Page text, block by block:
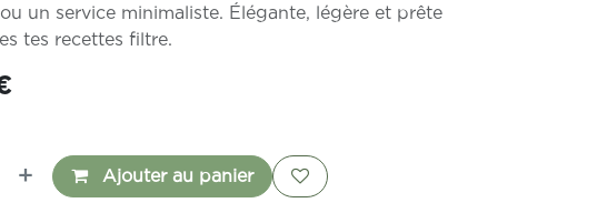
un service minimaliste. Élégante, légère et prête
tes recettes filtre.
Ajouter au panier